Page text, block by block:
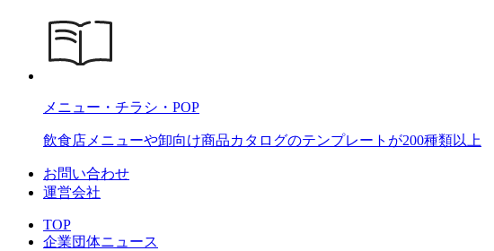
メニュー・チラシ・POP
飲食店メニューや卸向け商品カタログのテンプレートが200種類以上
お問い合わせ
運営会社
TOP
企業団体ニュース